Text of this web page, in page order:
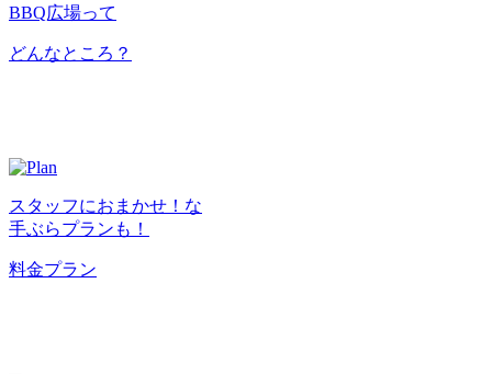
BBQ広場って
どんなところ？
スタッフにおまかせ！な
手ぶらプランも！
料金プラン